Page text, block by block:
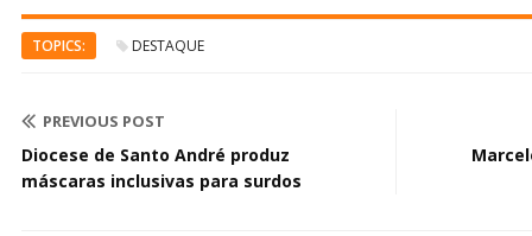
TOPICS: DESTAQUE
PREVIOUS POST
Diocese de Santo André produz
máscaras inclusivas para surdos